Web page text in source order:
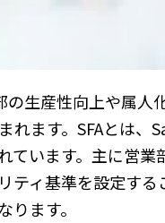
の生産性向上や属
れます。SFAとは
ています。主に営
ティ基準を設定す
ます。